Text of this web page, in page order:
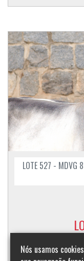
LOTE 527 - MDVG
Nós usamos